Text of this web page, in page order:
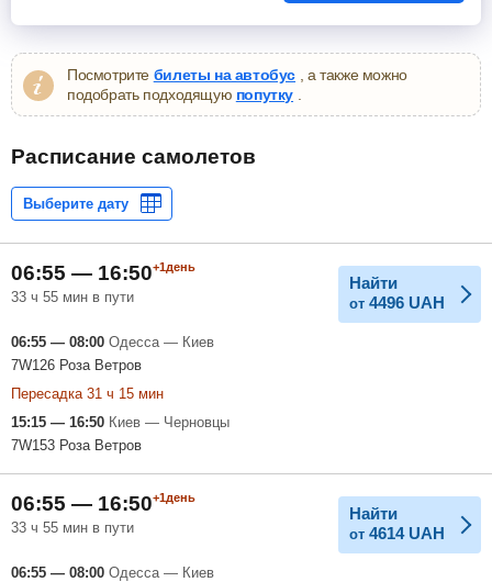
Посмотрите билеты на автобус , а также можно
подобрать подходящую попутку
Расписание самолетов
06:55 — 16:50+1день
33 ч 55 мин в пути
Найти
от 4496 UAH
06:55 — 08:00 Одесса — Киев
7W126 Роза Ветров
Пересадка 31 ч 15 мин
15:15 — 16:50 Киев — Черновцы
7W153 Роза Ветров
06:55 — 16:50+1день
33 ч 55 мин в пути
Найти
от 4614 UAH
06:55 — 08:00 Одесса — Киев